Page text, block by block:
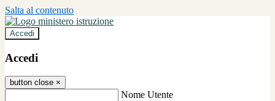
Salta al contenuto
Accedi
Accedi
button close ×
Nome Utente